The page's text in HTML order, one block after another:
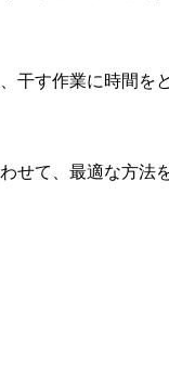
干す作業に時間を
せて、最適な方法